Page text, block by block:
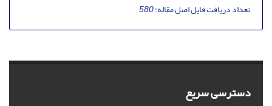
تعداد دریافت فایل اصل مقاله:580
دسترسی سریع